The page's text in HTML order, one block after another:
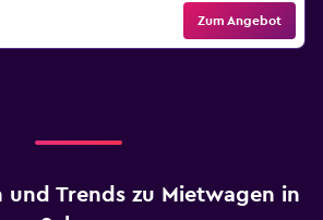
Zum Angebot
und Trends zu Mietwagen in